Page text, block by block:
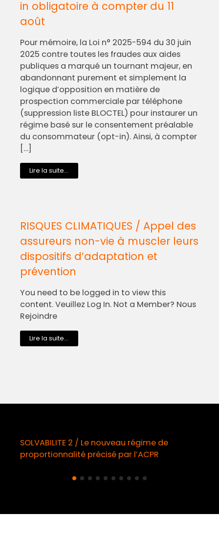
in obligatoire à compter du 11
août
Pour mémoire, la Loi n° 2025-594 du 30 juin
2025 contre toutes les fraudes aux aides
publiques a marqué un tournant majeur, en
abandonnant purement et simplement la
logique d’opposition en matière de
prospection commerciale par téléphone
(suppression liste BLOCTEL) pour instaurer un
régime basé sur le consentement préalable
du consommateur (opt-in). Ainsi, à compter
[…]
Lire la suite...
RISQUES CLIMATIQUES / Appel des
assureurs non-vie à muscler leurs
dispositifs d’adaptation et
prévention
You need to be logged in to view this
content. Veuillez Log In. Not a Member? Nous
Rejoindre
Lire la suite...
SOLVABILITE 2 / Le nouveau régime de
proportionnalité précisé par l’ACPR